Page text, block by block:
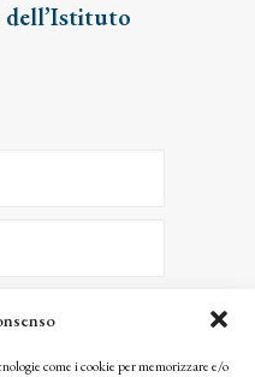
come i cookie per memorizzare e/o